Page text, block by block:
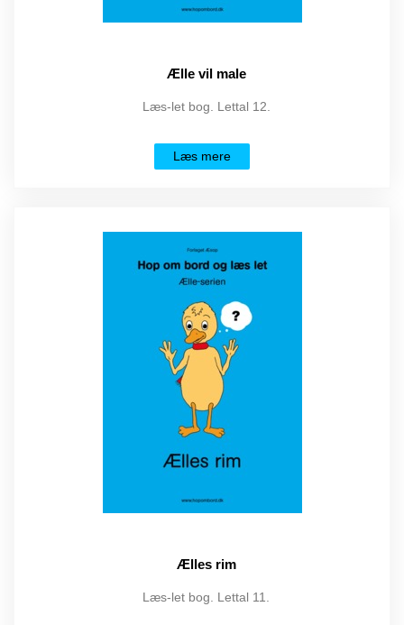
Ælle vil male
Læs-let bog. Lettal 12.
Læs mere
Ælles rim
Læs-let bog. Lettal 11.